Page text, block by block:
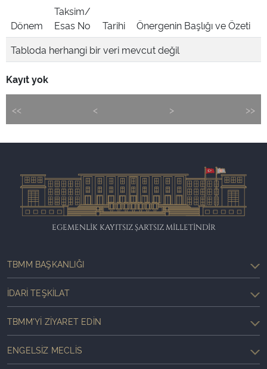
Dönem
Taksim/
Esas No
Tarihi
Önergenin Başlığı ve Özeti
Tabloda herhangi bir veri mevcut değil
Kayıt yok
<< < > >>
EGEMENLİK KAYITSIZ ŞARTSIZ MİLLETİNDİR
TBMM BAŞKANLIĞI
İDARI TEŞKILAT
TBMM'YI ZIYARET EDIN
ENGELSIZ MECLIS